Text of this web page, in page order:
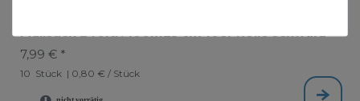
Müllsack 240ltr. 100x125 cm 10er Rolle schwarz
7,99 € *
10 Stück | 0,80 € / Stück